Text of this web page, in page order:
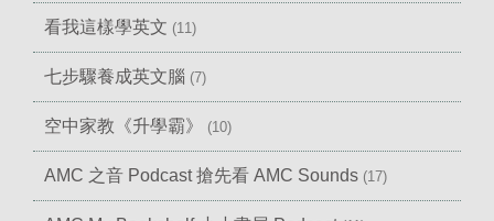
看我這樣學英文 (11)
七步驟養成英文腦 (7)
空中家教《升學霸》 (10)
AMC 之音 Podcast 搶先看 AMC Sounds (17)